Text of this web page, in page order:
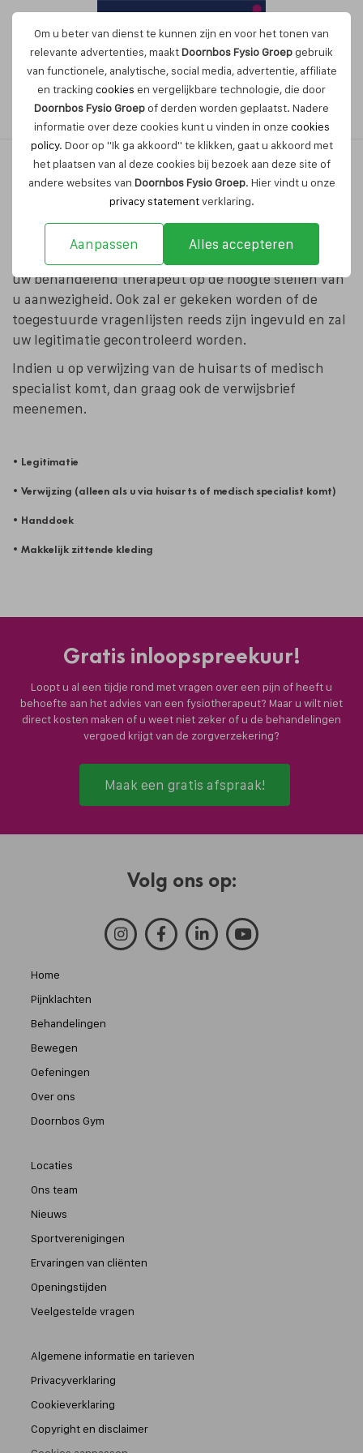
Om u beter van dienst te kunnen zijn en voor het tonen van
relevante advertenties, maaktDoornbos Fysio Groepgebruik
van functionele, analytische, social media, advertentie, affiliate
en tracking cookies en vergelijkbare technologie, die door
Doornbos Fysio Groepof derden worden geplaatst. Nadere
informatie over deze cookies kunt u vinden in onze cookies
policy. Door op "Ik ga akkoord" te klikken, gaat u akkoord met
het plaatsen van al deze cookies bij bezoek aan deze site of
andere websites van Doornbos Fysio Groep. Hier vindt u onze
privacy statementverklaring.
Aanpassen Alles accepteren
Maak nu een afspraak
Wat neem ik mee?
Wanneer u voor een eerste consult bij onze praktijk
komt, meldt u zich bij de receptie. De secretaresse zal
uw behandelend therapeut op de hoogte stellen van
u aanwezigheid. Ook zal er gekeken worden of de
toegestuurde vragenlijsten reeds zijn ingevuld en zal
uw legitimatie gecontroleerd worden.
Indien u op verwijzing van de huisarts of medisch
specialist komt, dan graag ook de verwijsbrief
meenemen.
• Legitimatie
• Verwijzing (alleen als u via huisarts of medisch specialist komt)
• Handdoek
• Makkelijk zittende kleding
Gratis inloopspreekuur!
Loopt u al een tijdje rond met vragen over een pijn of heeft u
behoefte aan het advies van een fysiotherapeut? Maar u wilt niet
direct kosten maken of u weet niet zeker of u de behandelingen
vergoed krijgt van de zorgverzekering?
Maak een gratis afspraak!
Volg ons op:
Home
Pijnklachten
Behandelingen
Bewegen
Oefeningen
Over ons
Doornbos Gym
Locaties
Ons team
Nieuws
Sportverenigingen
Ervaringen van cliënten
Openingstijden
Veelgestelde vragen
Algemene informatie en tarieven
Privacyverklaring
Cookieverklaring
Copyright en disclaimer